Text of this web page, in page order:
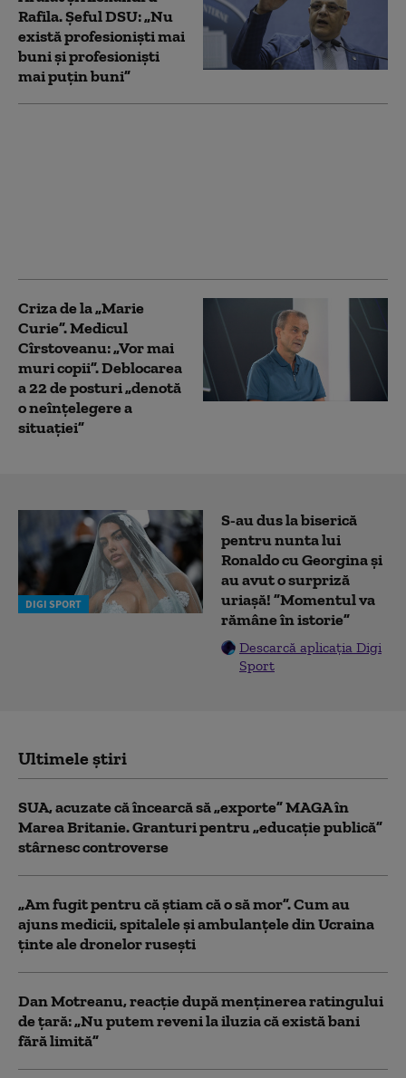
Rafila. Șeful DSU: „Nu
există profesioniști mai
buni și profesioniști
mai puțin buni”
Criza de la „Marie
Curie”. Medicul
Cîrstoveanu: „Vor mai
muri copii”. Deblocarea
a 22 de posturi „denotă
o neînțelegere a
situației”
DIGI SPORT
S-au dus la biserică
pentru nunta lui
Ronaldo cu Georgina și
au avut o surpriză
uriașă! ”Momentul va
rămâne în istorie”
Descarcă aplicația Digi
Sport
Ultimele știri
SUA, acuzate că încearcă să „exporte” MAGA în
Marea Britanie. Granturi pentru „educație publică”
stârnesc controverse
„Am fugit pentru că știam că o să mor”. Cum au
ajuns medicii, spitalele și ambulanțele din Ucraina
ținte ale dronelor rusești
Dan Motreanu, reacție după menținerea ratingului
de țară: „Nu putem reveni la iluzia că există bani
fără limită”